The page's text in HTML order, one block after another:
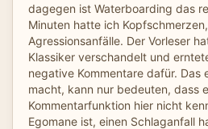
dagegen ist Waterboarding das
Minuten hatte ich
Agressionsanfälle. Der Vorleser
Klassiker verschandelt und
negative Kommentare dafür. Das
macht, kann nur bedeuten, dass
Kommentarfunktion hier nicht
Egomane ist, einen Schlaganfall